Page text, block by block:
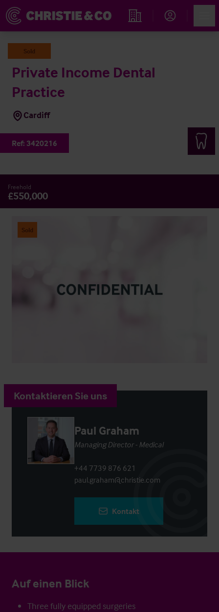
Immobiliensuche
Sold
Private Income Dental
Practice
Cardiff
Ref: 3420216
Freehold
£550,000
Sold
Kontaktieren Sie uns
Paul Graham
Managing Director - Medical
+44 7739 876 621
paul.graham@christie.com
Kontakt
Auf einen Blick
Three fully equipped surgeries